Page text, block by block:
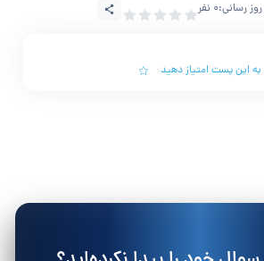
رسانی:0 نفر
به این پست امتیاز دهید